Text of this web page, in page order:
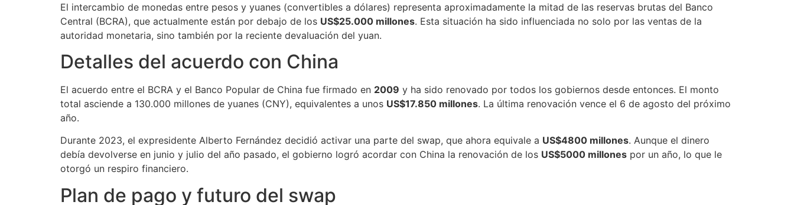
El intercambio de monedas entre pesos y yuanes (convertibles a dólares) representa aproximadamente la mitad de las reservas brutas del Banco
Central (BCRA), que actualmente están por debajo de los US$25.000 millones. Esta situación ha sido influenciada no solo por las ventas de la
autoridad monetaria, sino también por la reciente devaluación del yuan.
Detalles del acuerdo con China
El acuerdo entre el BCRA y el Banco Popular de China fue firmado en 2009 y ha sido renovado por todos los gobiernos desde entonces. El monto
total asciende a 130.000 millones de yuanes (CNY), equivalentes a unos US$17.850 millones. La última renovación vence el 6 de agosto del próximo
año.
Durante 2023, el expresidente Alberto Fernández decidió activar una parte del swap, que ahora equivale a US$4800 millones. Aunque el dinero
debía devolverse en junio y julio del año pasado, el gobierno logró acordar con China la renovación de los US$5000 millones por un año, lo que le
otorgó un respiro financiero.
Plan de pago y futuro del swap